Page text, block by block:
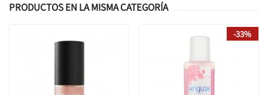
PRODUCTOS EN LA MISMA CATEGORÍA
-33%